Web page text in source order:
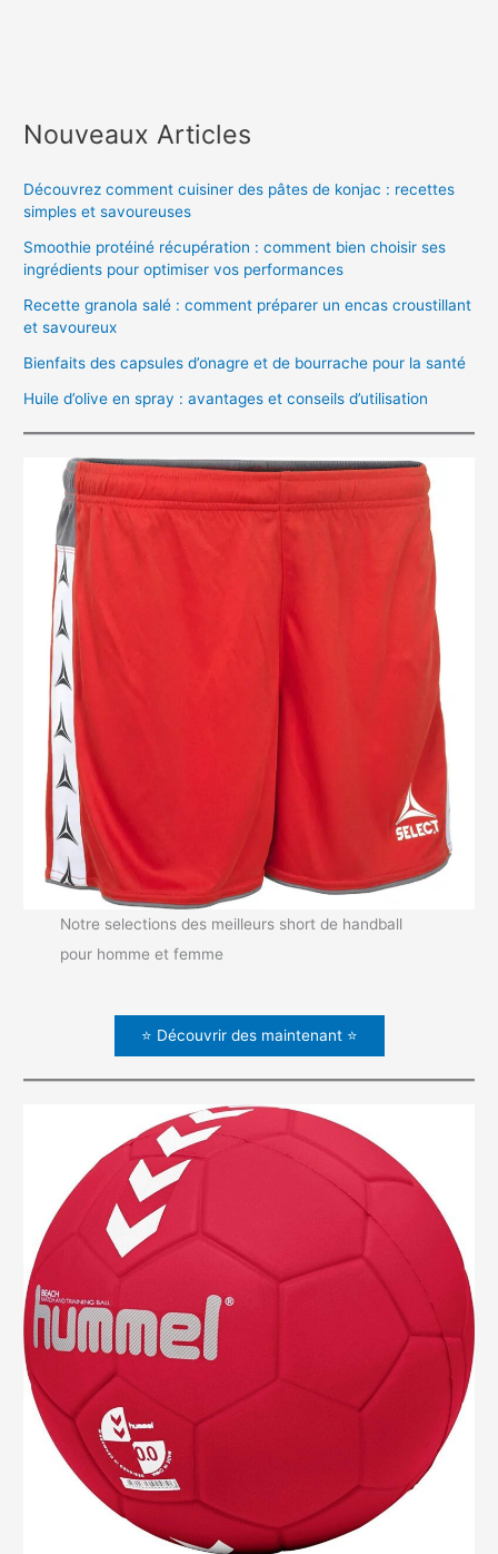
Nouveaux Articles
Découvrez comment cuisiner des pâtes de konjac : recettes
simples et savoureuses
Smoothie protéiné récupération : comment bien choisir ses
ingrédients pour optimiser vos performances
Recette granola salé : comment préparer un encas croustillant
et savoureux
Bienfaits des capsules d’onagre et de bourrache pour la santé
Huile d’olive en spray : avantages et conseils d’utilisation
Notre selections des meilleurs short de handball
pour homme et femme
⭐ Découvrir des maintenant ⭐